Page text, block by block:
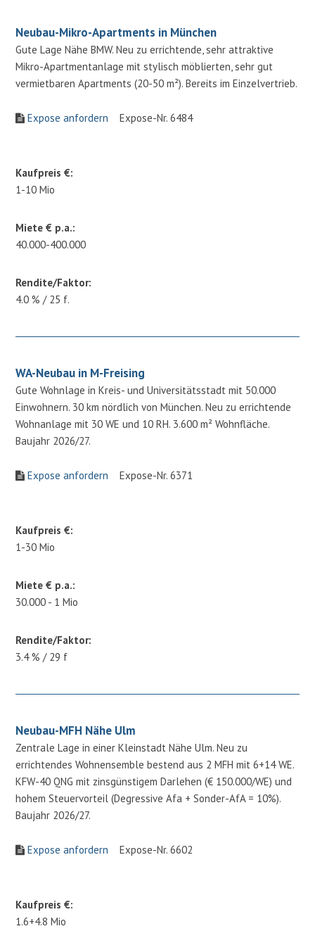
Neubau-Mikro-Apartments in München
Gute Lage Nähe BMW. Neu zu errichtende, sehr attraktive
Mikro-Apartmentanlage mit stylisch möblierten, sehr gut
vermietbaren Apartments (20-50 m²). Bereits im Einzelvertrieb.
Expose anfordern Expose-Nr. 6484
Kaufpreis €:
1-10 Mio
Miete € p.a.:
40.000-400.000
Rendite/Faktor:
4.0 % / 25 f.
WA-Neubau in M-Freising
Gute Wohnlage in Kreis- und Universitätsstadt mit 50.000
Einwohnern. 30 km nördlich von München. Neu zu errichtende
Wohnanlage mit 30 WE und 10 RH. 3.600 m² Wohnfläche.
Baujahr 2026/27.
Expose anfordern Expose-Nr. 6371
Kaufpreis €:
1-30 Mio
Miete € p.a.:
30.000 - 1 Mio
Rendite/Faktor:
3.4 % / 29 f
Neubau-MFH Nähe Ulm
Zentrale Lage in einer Kleinstadt Nähe Ulm. Neu zu
errichtendes Wohnensemble bestend aus 2 MFH mit 6+14 WE.
KFW-40 QNG mit zinsgünstigem Darlehen (€ 150.000/WE) und
hohem Steuervorteil (Degressive Afa + Sonder-AfA = 10%).
Baujahr 2026/27.
Expose anfordern Expose-Nr. 6602
Kaufpreis €:
1.6+4.8 Mio